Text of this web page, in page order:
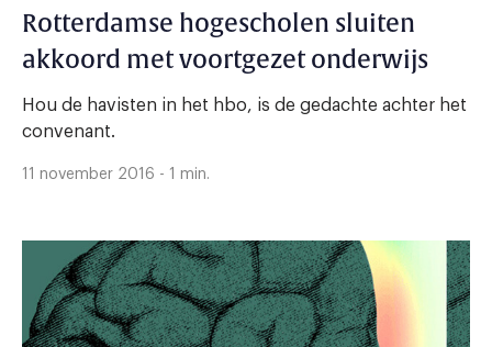
Rotterdamse hogescholen sluiten
akkoord met voortgezet onderwijs
Hou de havisten in het hbo, is de gedachte achter het
convenant.
11 november 2016 - 1 min.